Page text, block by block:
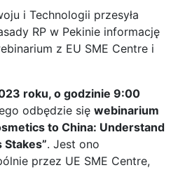
i Technologii przesyła
RP w Pekinie informację
z EU SME Centre i
roku, o godzinie 9:00
odbędzie się webinarium
to China: Understand
. Jest ono
przez UE SME Centre,